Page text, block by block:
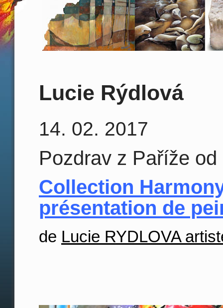
Lucie Rýdlová
14. 02. 2017
Pozdrav z Paříže
Collection
présentation de
de Lucie RYDLOVA